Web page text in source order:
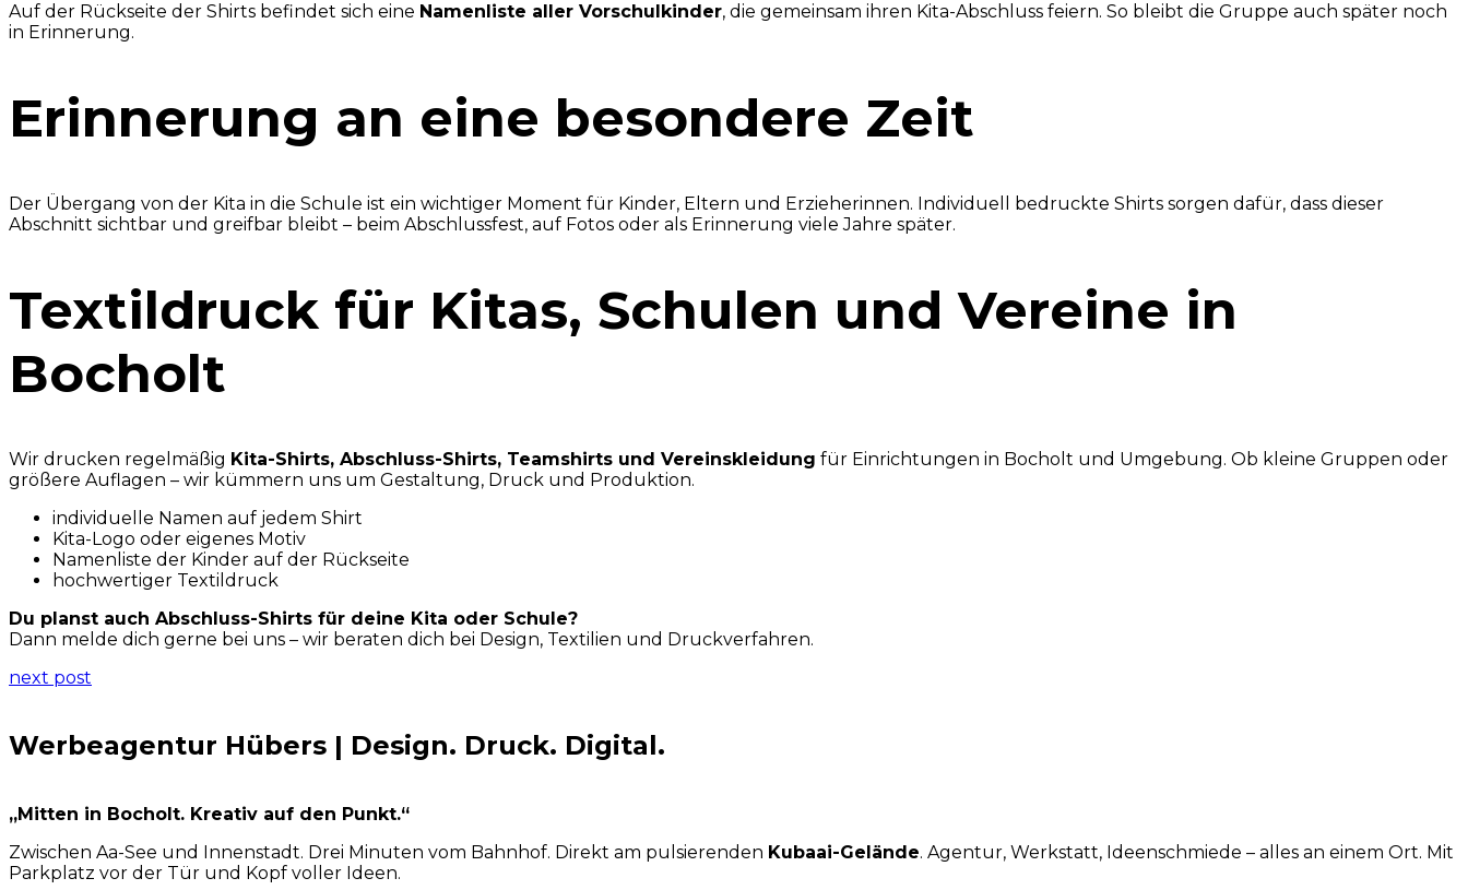
Auf der Rückseite der Shirts befindet sich eine Namenliste aller Vorschulkinder, die gemeinsam ihren Kita-Abschluss feiern. So bleibt die Gruppe auch später noch
in Erinnerung.
Erinnerung an eine besondere Zeit
Der Übergang von der Kita in die Schule ist ein wichtiger Moment für Kinder, Eltern und Erzieherinnen. Individuell bedruckte Shirts sorgen dafür, dass dieser
Abschnitt sichtbar und greifbar bleibt – beim Abschlussfest, auf Fotos oder als Erinnerung viele Jahre später.
Textildruck für Kitas, Schulen und Vereine in
Bocholt
Wir drucken regelmäßig Kita-Shirts, Abschluss-Shirts, Teamshirts und Vereinskleidung für Einrichtungen in Bocholt und Umgebung. Ob kleine Gruppen oder
größere Auflagen – wir kümmern uns um Gestaltung, Druck und Produktion.
individuelle Namen auf jedem Shirt
Kita-Logo oder eigenes Motiv
Namenliste der Kinder auf der Rückseite
hochwertiger Textildruck
Du planst auch Abschluss-Shirts für deine Kita oder Schule?
Dann melde dich gerne bei uns – wir beraten dich bei Design, Textilien und Druckverfahren.
next post
Werbeagentur Hübers | Design. Druck. Digital.
„Mitten in Bocholt. Kreativ auf den Punkt.“
Zwischen Aa-See und Innenstadt. Drei Minuten vom Bahnhof. Direkt am pulsierenden Kubaai-Gelände. Agentur, Werkstatt, Ideenschmiede – alles an einem Ort. Mit
Parkplatz vor der Tür und Kopf voller Ideen.